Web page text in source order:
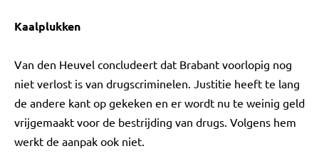
Kaalplukken
Van den Heuvel concludeert dat Brabant voorlopig nog
niet verlost is van drugscriminelen. Justitie heeft te lang
de andere kant op gekeken en er wordt nu te weinig geld
vrijgemaakt voor de bestrijding van drugs. Volgens hem
werkt de aanpak ook niet.